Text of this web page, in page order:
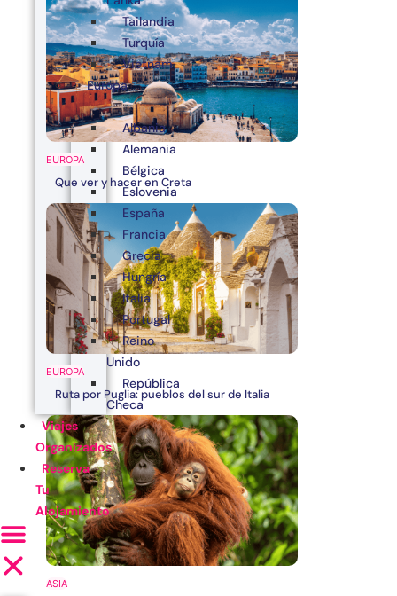
EUROPA
Que ver y hacer en Creta
EUROPA
Ruta por Puglia: pueblos del sur de Italia
ASIA
Tailandia
Turquía
Vietnam
Europa
Albania
Alemania
Bélgica
Eslovenia
España
Francia
Grecia
Hungría
Italia
Portugal
Reino
Unido
República
Checa
Viajes
Organizados
Reserva
Tu
Alojamiento